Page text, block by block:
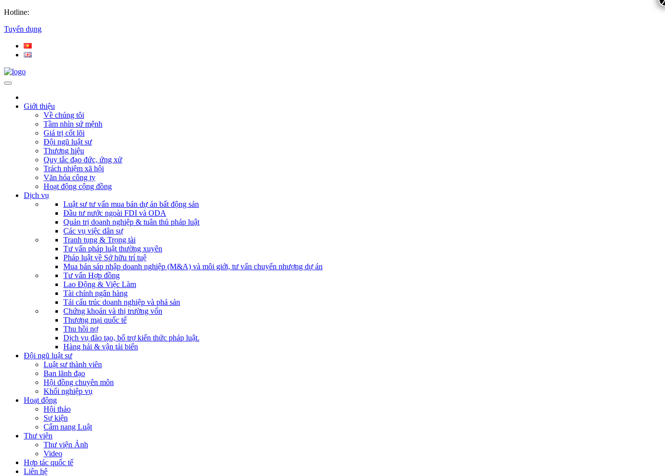
Hotline:
Tuyển dụng
Giới thiệu
Về chúng tôi
Tầm nhìn sứ mệnh
Giá trị cốt lõi
Đội ngũ luật sư
Thương hiệu
Quy tắc đạo đức, ứng xử
Trách nhiệm xã hội
Văn hóa công ty
Hoạt động cộng đồng
Dịch vụ
Luật sư tư vấn mua bán dự án bất động sản
Đầu tư nước ngoài FDI và ODA
Quản trị doanh nghiệp & tuân thủ pháp luật
Các vụ việc dân sự
Tranh tụng & Trọng tài
Tư vấn pháp luật thường xuyên
Pháp luật về Sở hữu trí tuệ
Mua bán sáp nhập doanh nghiệp (M&A) và môi giới, tư vấn chuyển nhượng dự án
Tư vấn Hợp đồng
Lao Động & Việc Làm
Tài chính ngân hàng
Tái cấu trúc doanh nghiệp và phá sản
Chứng khoán và thị trường vốn
Thương mại quốc tế
Thu hồi nợ
Dịch vụ đào tạo, bổ trợ kiến thức pháp luật.
Hàng hải & vận tải biển
Đội ngũ luật sư
Luật sư thành viên
Ban lãnh đạo
Hội đồng chuyên môn
Khối nghiệp vụ
Hoạt động
Hội thảo
Sự kiện
Cẩm nang Luật
Thư viện
Thư viện Ảnh
Video
Hợp tác quốc tế
Liên hệ